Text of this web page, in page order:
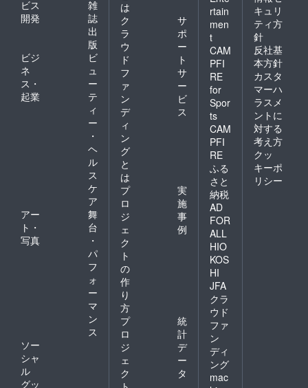
ビス
開発
雑
誌
出
版
ビジ
ネ
ス・
起業
ビ
ュ
ー
テ
ィ
ー
・
ヘ
ル
ス
ケ
ア
アー
ト・
写真
舞
台
・
パ
フ
ォ
ー
マ
ン
ス
ソー
シャ
ル
グッ
は
ク
ラ
ウ
ド
フ
ァ
ン
デ
ィ
ン
グ
と
は
サ
ポ
ー
ト
サ
ー
ビ
ス
プ
ロ
ジ
ェ
ク
ト
の
作
り
方
実
施
事
例
プ
ロ
ジ
ェ
ク
統
計
デ
ー
タ
rtain
men
t
CAM
PFI
RE
for
Spor
ts
CAM
PFI
RE
ふる
さと
納税
AD
FOR
ALL
HIO
KOS
HI
JFA
クラ
ウド
ファ
ン
ディ
ング
mac
キュリ
ティ方
針
反社基
本方針
カスタ
マーハ
ラスメ
ントに
対する
考え方
クッ
キーポ
リシー